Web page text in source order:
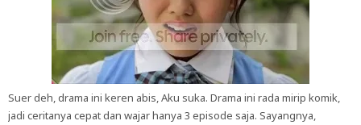
Suer deh, drama ini keren abis, Aku suka. Drama ini rada mirip komik,
jadi ceritanya cepat dan wajar hanya 3 episode saja. Sayangnya,